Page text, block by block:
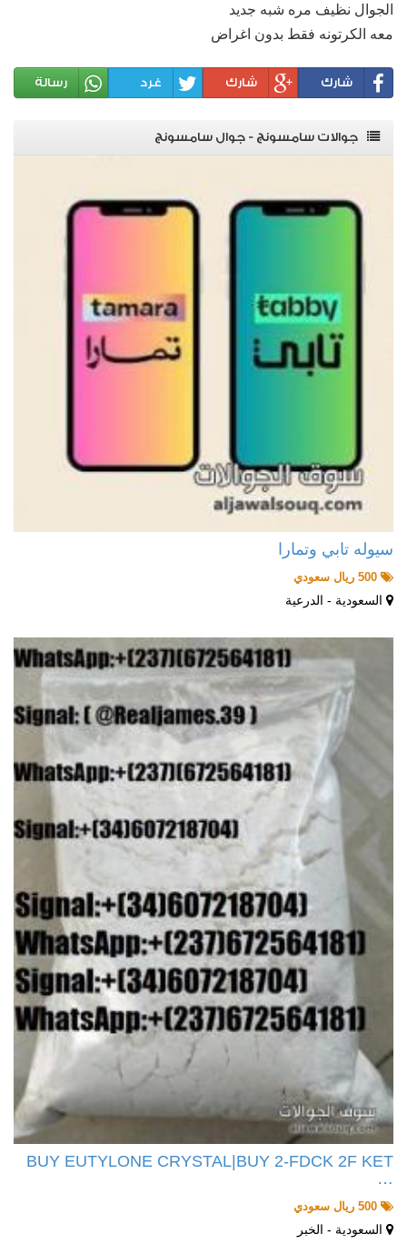
الجوال نظيف مره شبه جديد
معه الكرتونه فقط بدون اغراض
شارك شارك غرد رسالة
جوالات سامسونج - جوال سامسونج
سيوله تابي وتمارا
السعودية - الدرعية
BUY EUTYLONE CRYSTAL|BUY 2-FDCK 2F KET
…
السعودية - الخبر